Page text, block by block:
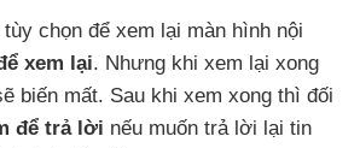
chọn để xem lại màn hình nội
xem lại. Nhưng khi xem lại xong
biến mất. Sau khi xem xong thì đối
để trả lời nếu muốn trả lời lại tin